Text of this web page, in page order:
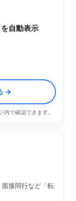
自動表示
→
で確認できます。
接同行など「転